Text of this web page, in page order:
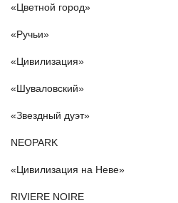
«Цветной город»
«Ручьи»
«Цивилизация»
«Шуваловский»
«Звездный дуэт»
NEOPARK
«Цивилизация на Неве»
RIVIERE NOIRE